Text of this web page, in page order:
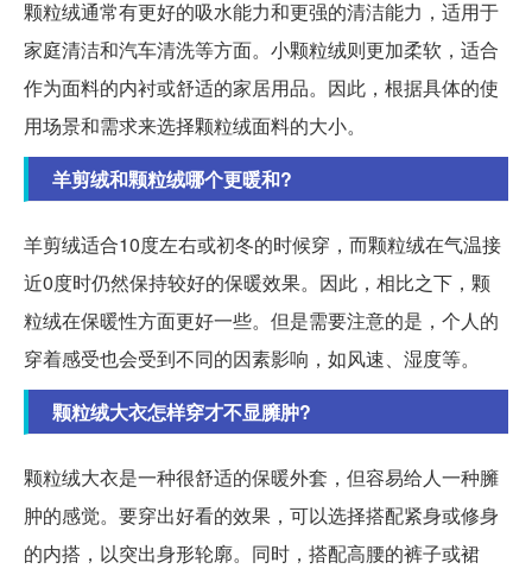
颗粒绒通常有更好的吸水能力和更强的清洁能力，适用于
家庭清洁和汽车清洗等方面。小颗粒绒则更加柔软，适合
作为面料的内衬或舒适的家居用品。因此，根据具体的使
用场景和需求来选择颗粒绒面料的大小。
羊剪绒和颗粒绒哪个更暖和?
羊剪绒适合10度左右或初冬的时候穿，而颗粒绒在气温接
近0度时仍然保持较好的保暖效果。因此，相比之下，颗
粒绒在保暖性方面更好一些。但是需要注意的是，个人的
穿着感受也会受到不同的因素影响，如风速、湿度等。
颗粒绒大衣怎样穿才不显臃肿?
颗粒绒大衣是一种很舒适的保暖外套，但容易给人一种臃
肿的感觉。要穿出好看的效果，可以选择搭配紧身或修身
的内搭，以突出身形轮廓。同时，搭配高腰的裤子或裙